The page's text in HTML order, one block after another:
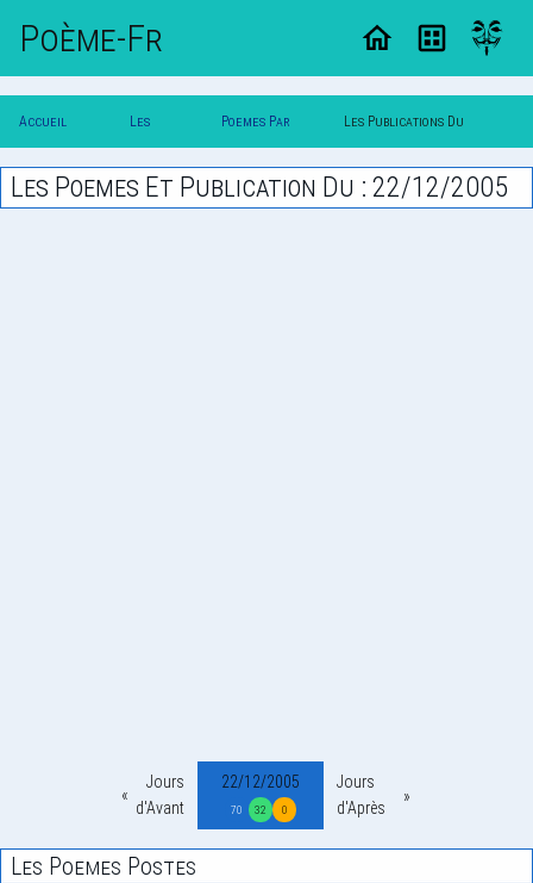
Poème-Fr
Accueil
Poesie
Les
Poesies
Poemes Par Les Publications Du
22/12/2005
Les Poemes Et Publication Du : 22/12/2005
Jours
d'Avant
22/12/2005
70 32 0
Jours
d'Après
Les Poemes Postes